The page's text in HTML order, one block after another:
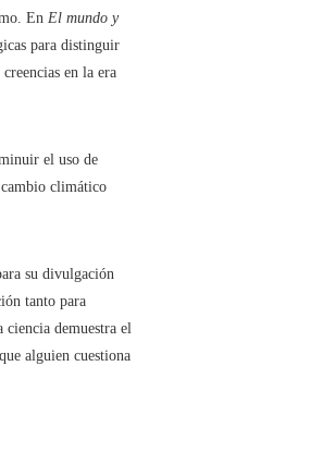
En El mundo y
para distinguir
en la era
el uso de
climático
su divulgación
tanto para
demuestra el
alguien cuestiona